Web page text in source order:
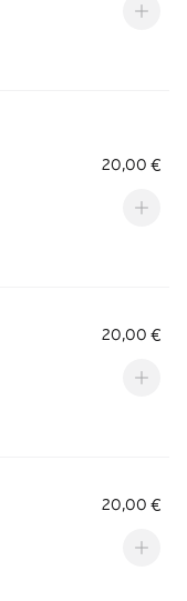
20,00 €
20,00 €
20,00 €